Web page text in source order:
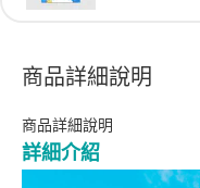
商品詳細說明
商品詳細說明
詳細介紹